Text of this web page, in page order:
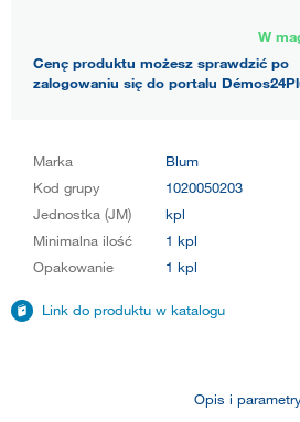
W
Cenę produktu możesz sprawdzić po
zalogowaniu się do portalu
Marka
Blum
Kod grupy
1020050203
Jednostka (JM)
kpl
Minimalna ilość
1 kpl
Opakowanie
1 kpl
Link do produktu w katalogu
Opis i